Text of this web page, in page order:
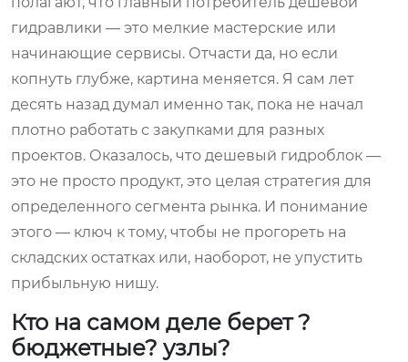
гидравлики — это мелкие мастерские или
начинающие сервисы. Отчасти да, но если
копнуть глубже, картина меняется. Я сам лет
десять назад думал именно так, пока не начал
плотно работать с закупками для разных
проектов. Оказалось, что дешевый гидроблок —
это не просто продукт, это целая стратегия для
определенного сегмента рынка. И понимание
этого — ключ к тому, чтобы не прогореть на
складских остатках или, наоборот, не упустить
прибыльную нишу.
Кто на самом деле берет ?
бюджетные? узлы?